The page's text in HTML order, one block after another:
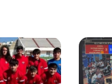
a
C
o